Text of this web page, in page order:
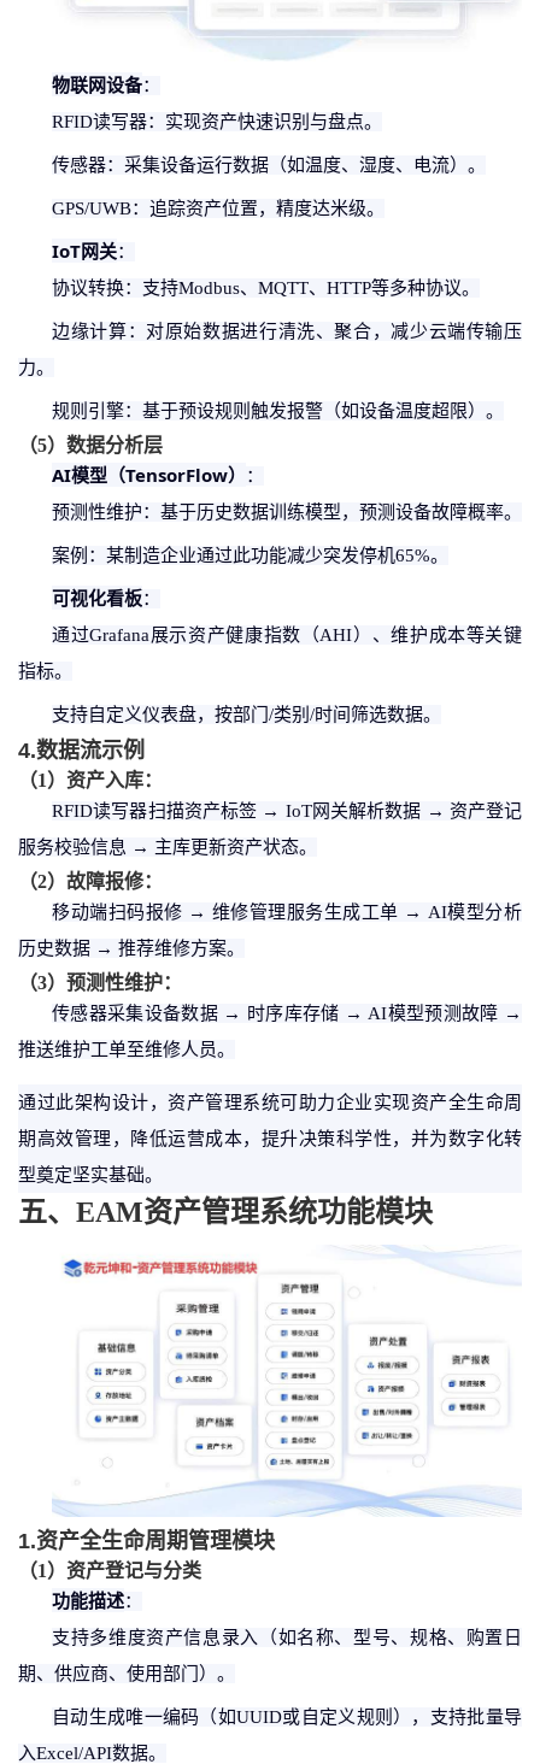
物联网设备：
RFID读写器：实现资产快速识别与盘点。
传感器：采集设备运行数据（如温度、湿度、电流）。
GPS/UWB：追踪资产位置，精度达米级。
IoT网关：
协议转换：支持Modbus、MQTT、HTTP等多种协议。
边缘计算：对原始数据进行清洗、聚合，减少云端传输压
力。
规则引擎：基于预设规则触发报警（如设备温度超限）。
（5） 数据分析层
AI模型（TensorFlow）
：
预测性维护：基于历史数据训练模型，预测设备故障概率。
案例：某制造企业通过此功能减少突发停机65%。
可视化看板：
通过Grafana展示资产健康指数（AHI）、维护成本等关键
指标。
支持自定义仪表盘，按部门 /类别/时间筛选数据。
4.数据流示例
（1） 资产入库：
RFID读写器扫描资产标签 → IoT网关解析数据 → 资产登记
服务校验信息 → 主库更新资产状态。
（2） 故障报修：
移动端扫码报修 → 维修管理服务生成工单 → AI模型分析
历史数据 → 推荐维修方案。
（3） 预测性维护：
传感器采集设备数据 → 时序库存储 → AI模型预测故障 →
推送维护工单至维修人员。
通过此架构设计，资产管理系统可助力企业实现资产全生命周
期高效管理，降低运营成本，提升决策科学性，并为数字化转
型奠定坚实基础。
五、 EAM资产管理系统功能模块
1.资产全生命周期管理模块
（1） 资产登记与分类
功能描述：
支持多维度资产信息录入（如名称、型号、规格、购置日
期、供应商、使用部门）。
自动生成唯一编码（如UUID或自定义规则），支持批量导
入Excel/API数据。